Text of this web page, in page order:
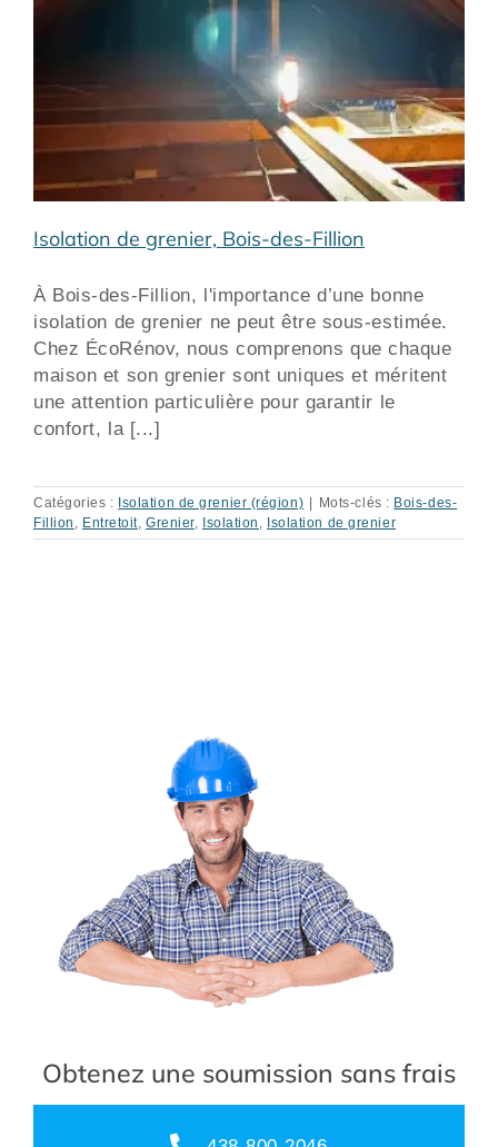
Isolation de grenier, Bois-des-Fillion
À Bois-des-Fillion, l'importance d’une bonne
isolation de grenier ne peut être sous-estimée.
Chez ÉcoRénov, nous comprenons que chaque
maison et son grenier sont uniques et méritent
une attention particulière pour garantir le
confort, la [...]
Catégories : Isolation de grenier (région) | Mots-clés : Bois-des-
Fillion , Entretoit,Grenier, Isolation , Isolation de grenier
Obtenez une soumission sans frais